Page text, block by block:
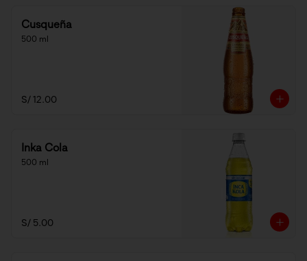
Cusqueña
500 ml
S/ 12.00
Inka Cola
500 ml
S/ 5.00